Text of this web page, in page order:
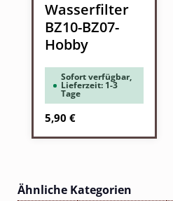
Wasserfilter
BZ10-BZ07-
Hobby
Sofort verfügbar,
Lieferzeit: 1-3
Tage
Regulärer Preis:
5,90 €
Ähnliche Kategorien